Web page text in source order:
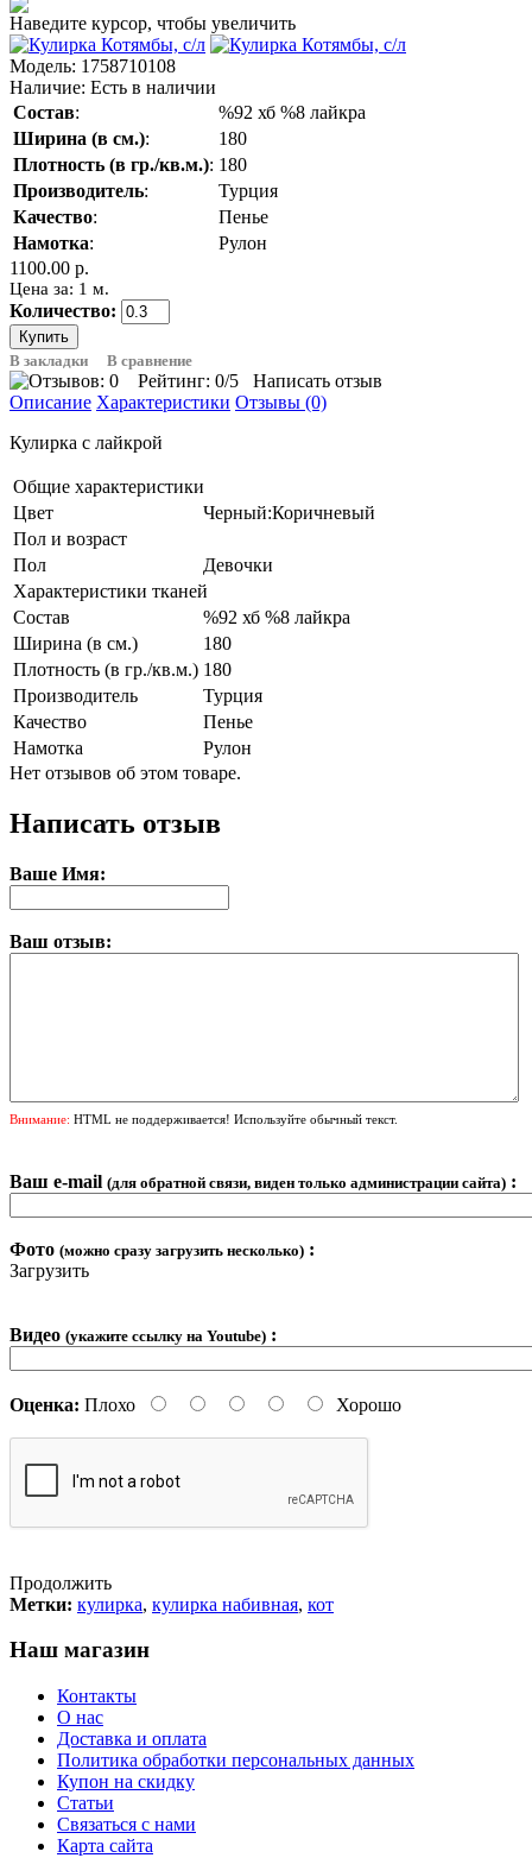
Наведите курсор, чтобы увеличить
Модель: 1758710108
Наличие: Есть в наличии
Состав:
%92 хб %8 лайкра
Ширина (в см.):
180
Плотность (в гр./кв.м.): 180
Производитель:
Турция
Качество:
Пенье
Намотка:
Рулон
1100.00 р.
Цена за: 1 м.
Количество:
В закладки В сравнение
Рейтинг: 0/5
Написать отзыв
Описание Характеристики Отзывы (0)
Кулирка с лайкрой
Общие характеристики
Цвет
Черный:Коричневый
Пол и возраст
Пол
Девочки
Характеристики тканей
Состав
%92 хб %8 лайкра
Ширина (в см.)
180
Плотность (в гр./кв.м.) 180
Производитель
Турция
Качество
Пенье
Намотка
Рулон
Нет отзывов об этом товаре.
Написать отзыв
Ваше Имя:
Ваш отзыв:
Внимание: HTML не поддерживается! Используйте обычный текст.
Ваш e-mail (для обратной связи, виден только администрации сайта) :
Фото (можно сразу загрузить несколько) :
Загрузить
Видео (укажите ссылку на Youtube) :
Оценка: Плохо Хорошо
Продолжить
Метки: кулирка, кулирка набивная, кот
Наш магазин
Контакты
О нас
Доставка и оплата
Политика обработки персональных данных
Купон на скидку
Статьи
Связаться с нами
Карта сайта